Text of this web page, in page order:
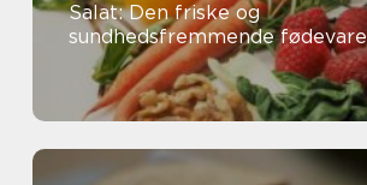
Salat: Den friske og
sundhedsfremmende fødevare